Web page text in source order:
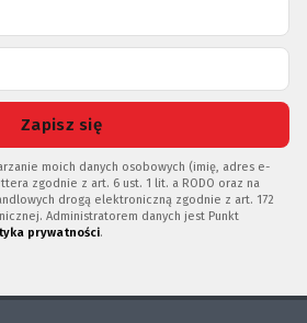
Zapisz się
moich danych osobowych (imię, adres e-
zgodnie z art. 6 ust. 1 lit. a RODO oraz na
drogą elektroniczną zgodnie z art. 172
Administratorem danych jest Punkt
prywatności.